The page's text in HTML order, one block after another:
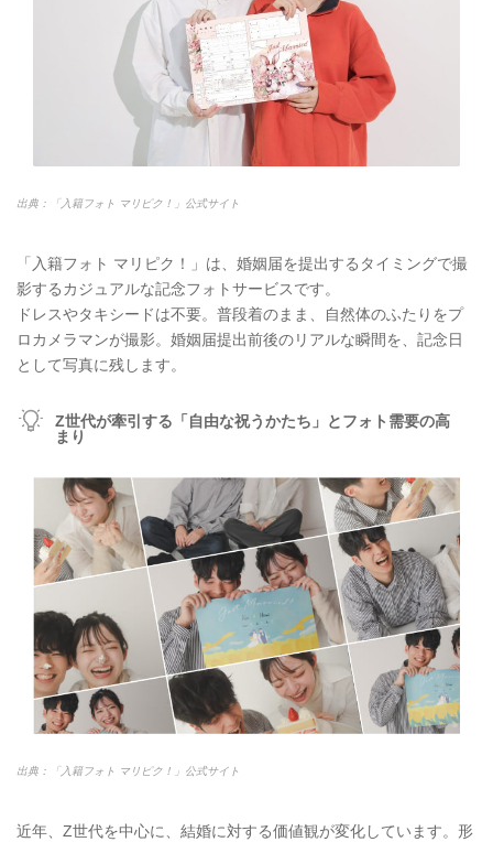
出典：「入籍フォト マリピク！」公式サイト
「入籍フォト マリピク！」は、婚姻届を提出するタイミングで撮
影するカジュアルな記念フォトサービスです。‬ ‭
ドレスやタキシードは不要。普段着のまま、自然体のふたりをプ
ロカメラマンが撮影。婚姻届提出前後のリアルな‬瞬間を、記念日
として写真に残します。‬ ‭
‭Z世代が牽引する「自由な祝うかたち」とフォト需要の高
まり
出典：「入籍フォト マリピク！」公式サイト
近年、Z世代を中心に、結婚に対する価値観が変化しています。形